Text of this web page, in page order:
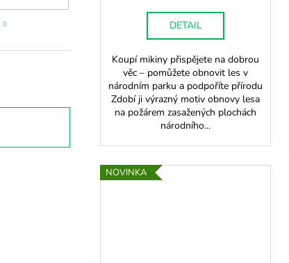
DETAIL
Koupí mikiny přispějete na dobrou
věc – pomůžete obnovit les v
národním parku a podpoříte přírodu
Zdobí ji výrazný motiv obnovy lesa
na požárem zasažených plochách
národního...
NOVINKA